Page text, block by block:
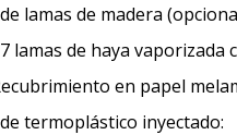
lamas de madera
lamas de haya
en papel
termoplástico inyectado: